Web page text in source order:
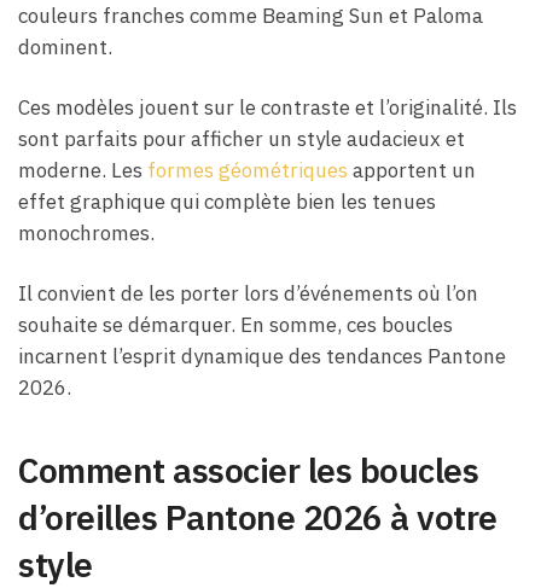
couleurs franches comme Beaming Sun et Paloma
dominent.
Ces modèles jouent sur le contraste et l’originalité. Ils
sont parfaits pour afficher un style audacieux et
moderne. Les formes géométriques apportent un
effet graphique qui complète bien les tenues
monochromes.
Il convient de les porter lors d’événements où l’on
souhaite se démarquer. En somme, ces boucles
incarnent l’esprit dynamique des tendances Pantone
2026.
Comment associer les boucles
d’oreilles Pantone 2026 à votre
style